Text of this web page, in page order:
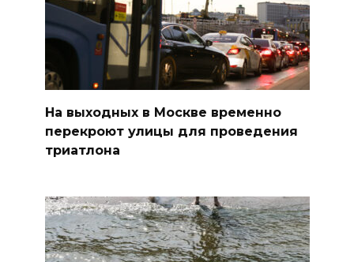
На выходных в Москве временно
перекроют улицы для проведения
триатлона